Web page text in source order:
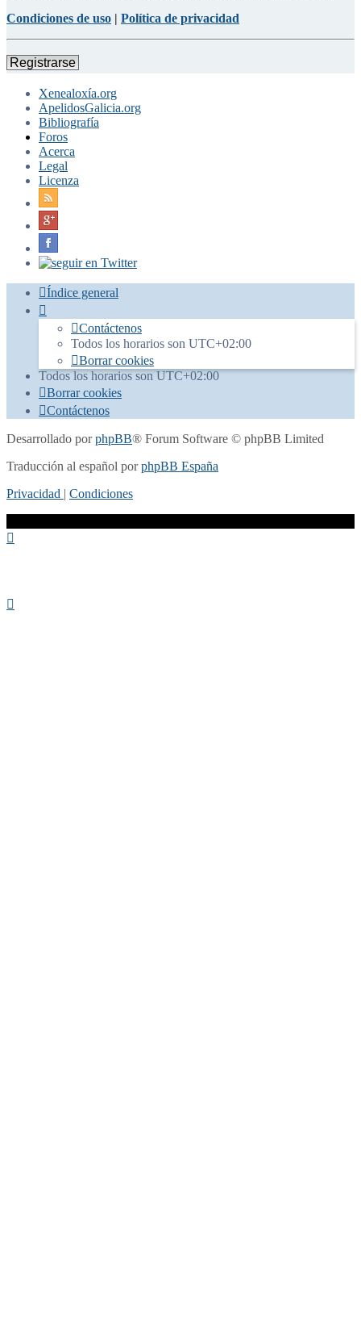
Condiciones de uso | Política de privacidad
Registrarse
Xenealoxía.org
ApelidosGalicia.org
Bibliografía
Foros
Acerca
Legal
Licenza
Índice general
Contáctenos
Todos los horarios son UTC+02:00
Borrar cookies
Todos los horarios sonUTC+02:00
Borrar cookies
Contáctenos
Desarrollado porphpBB® Forum Software © phpBB Limited
Traducción al español porphpBB España
Privacidad | Condiciones